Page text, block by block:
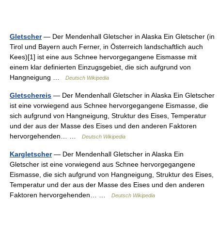
Gletscher— Der Mendenhall Gletscher in Alaska Ein Gletscher (in
Tirol und Bayern auch Ferner, in Österreich landschaftlich auch
Kees)[1] ist eine aus Schnee hervorgegangene Eismasse mit
einem klar definierten Einzugsgebiet, die sich aufgrund von
Hangneigung …
Deutsch Wikipedia
Gletschereis — Der Mendenhall Gletscher in Alaska Ein Gletscher
ist eine vorwiegend aus Schnee hervorgegangene Eismasse, die
sich aufgrund von Hangneigung, Struktur des Eises, Temperatur
und der aus der Masse des Eises und den anderen Faktoren
hervorgehenden… …
Deutsch Wikipedia
Kargletscher— Der Mendenhall Gletscher in Alaska Ein
Gletscher ist eine vorwiegend aus Schnee hervorgegangene
Eismasse, die sich aufgrund von Hangneigung, Struktur des Eises,
Temperatur und der aus der Masse des Eises und den anderen
Faktoren hervorgehenden… …
Deutsch Wikipedia